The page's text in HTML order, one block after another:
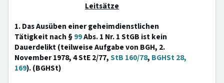
Leitsätze
1. Das Ausüben einer geheimdienstlichen
Tätigkeit nach §99Abs. 1 Nr. 1 StGB ist kein
Dauerdelikt (teilweise Aufgabe von BGH, 2.
November 1978, 4 StE 2/77,StB 160/78, BGHSt 28,
169). (BGHSt)